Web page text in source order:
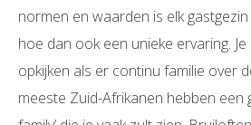
normen en waarden is elk
hoe dan ook een unieke ervaring.
opkijken als er continu familie over
meeste Zuid-Afrikanen hebben een